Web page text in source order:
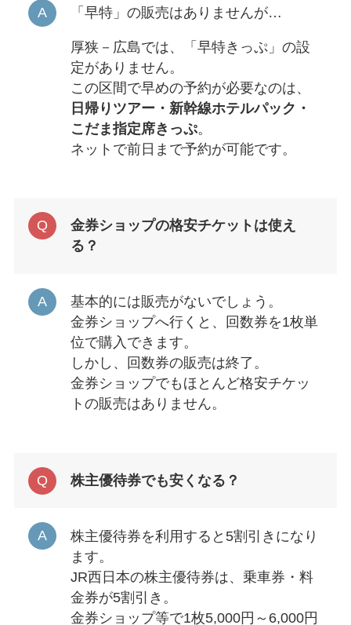
「早特」の販売はありませんが…
厚狭－広島では、「早特きっぷ」の設
定がありません。
この区間で早めの予約が必要なのは、
日帰りツアー・新幹線ホテルパック・
こだま指定席きっぷ。
ネットで前日まで予約が可能です。
金券ショップの格安チケットは使え
る？
基本的には販売がないでしょう。
金券ショップへ行くと、回数券を1枚単
位で購入できます。
しかし、回数券の販売は終了。
金券ショップでもほとんど格安チケッ
トの販売はありません。
株主優待券でも安くなる？
株主優待券を利用すると5割引きになり
ます。
JR西日本の株主優待券は、乗車券・料
金券が5割引き。
金券ショップ等で1枚5,000円～6,000円